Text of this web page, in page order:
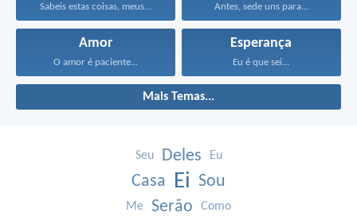
Sabeis estas coisas, meus... Antes, sede uns para...
Amor
O amor é paciente...
Esperança
Eu é que sei...
Mais Temas...
Seu Deles Eu
Casa Ei Sou
Me Serão Como